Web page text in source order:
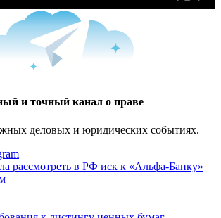
и точный канал о праве
деловых и юридических событиях.
рассмотреть в РФ иск к «Альфа-Банку»